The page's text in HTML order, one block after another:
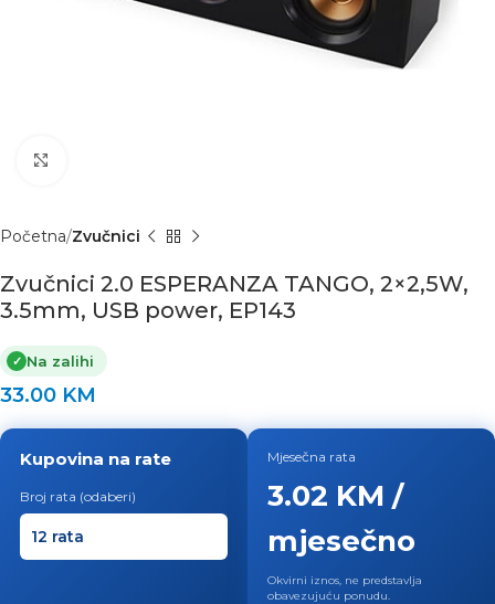
Početna Zvučnici
Zvučnici 2.0 ESPERANZA TANGO, 2×2,5W,
3.5mm, USB power, EP143
✓ Na zalihi
33.00 KM
Kupovina na rate
Broj rata (odaberi)
Mjesečna rata
3.02 KM /
mjesečno
Okvirni iznos, ne predstavlja
obavezujuću ponudu.